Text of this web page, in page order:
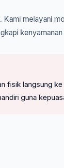
melayani
fisik langsung
guna